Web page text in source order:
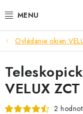
na
STREŠNÉ OKNÁ
PODKROVNÉ
DOM A ZÁHRADA
Ovládanie okien
VELUX
2